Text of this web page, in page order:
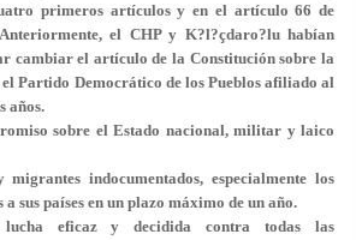
primeros artículos y en el artículo 66 de
el CHP y K?l?çdaro?lu habían
cambiar el artículo de la Constitución sobre la
Partido Democrático de los Pueblos afiliado al
años.
sobre el Estado nacional, militar y laico
indocumentados, especialmente los
sus países en un plazo máximo de un año.
lucha eficaz y decidida contra todas las